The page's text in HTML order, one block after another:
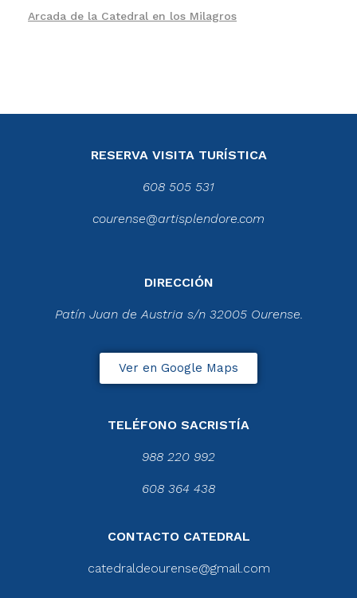
Arcada de la Catedral en los Milagros
RESERVA VISITA TURÍSTICA
608 505 531
courense@artisplendore.com
DIRECCIÓN
Patín Juan de Austria s/n 32005 Ourense.
Ver en Google Maps
TELÉFONO SACRISTÍA
988 220 992
608 364 438
CONTACTO CATEDRAL
catedraldeourense@gmail.com